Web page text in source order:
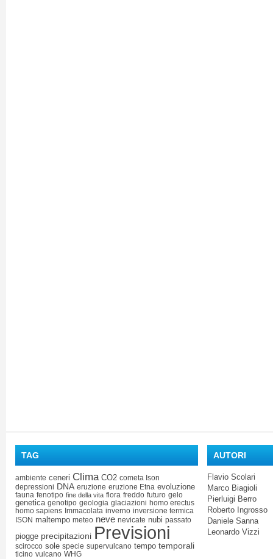
TAG
ambiente ceneri Clima CO2 cometa Ison
depressioni DNA eruzione eruzione Etna evoluzione
fauna fenotipo fine della vita flora freddo futuro gelo
genetica genotipo geologia glaciazioni homo erectus
homo sapiens Immacolata inverno inversione termica
ISON maltempo meteo neve nevicate nubi passato
piogge precipitazioni Previsioni
scirocco sole specie supervulcano tempo temporali
ticino vulcano WHG
AUTORI
Flavio Scolari
Marco Biagioli
Pierluigi Berro
Roberto Ingrosso
Daniele Sanna
Leonardo Vizzi